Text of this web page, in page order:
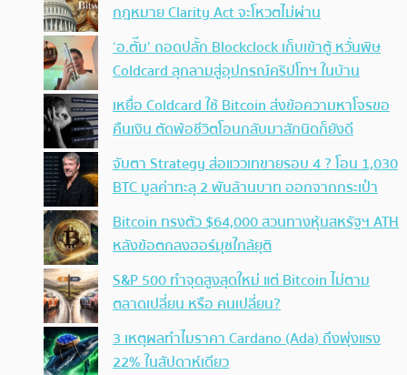
กฎหมาย Clarity Act จะโหวตไม่ผ่าน
‘อ.ตั๊ม’ ถอดปลั้ก Blockclock เก็บเข้าตู้ หวั่นพิษ
Coldcard ลุกลามสู่อุปกรณ์คริปโทฯ ในบ้าน
เหยื่อ Coldcard ใช้ Bitcoin ส่งข้อความหาโจรขอ
คืนเงิน ตัดพ้อชีวิตโอนกลับมาสักนิดก็ยังดี
จับตา Strategy ส่อแววเทขายรอบ 4 ? โอน 1,030
BTC มูลค่าทะลุ 2 พันล้านบาท ออกจากกระเป๋า
Bitcoin ทรงตัว $64,000 สวนทางหุ้นสหรัฐฯ ATH
หลังข้อตกลงฮอร์มุซใกล้ยุติ
S&P 500 ทำจุดสูงสุดใหม่ แต่ Bitcoin ไม่ตาม
ตลาดเปลี่ยน หรือ คนเปลี่ยน?
3 เหตุผลทำไมราคา Cardano (Ada) ถึงพุ่งแรง
22% ในสัปดาห์เดียว